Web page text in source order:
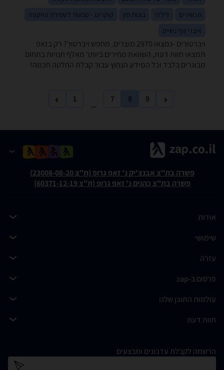
תכשירים
דילדו בובות מין
קוקרינג - טבעות לשמירת הזיקפה
איברי גוף נשיים
ויברטורים -נמצאו 2970 מוצרים. מחפש ויברטור? רק בזאפ
תמצאו חוות דעת, השוואת מחירים ביותר מאלף חנויות בתחום
מבוגרים בלבד וכל המידע הנחוץ עבור קבלת החלטה חכמה!
1
...
7 8 9
פשרה בת"צ אבנצ'יק נ' זאפ גרופ (ת"צ 23008-08-20)
פשרה בת"צ כהנים נ' זאפ גרופ (ת"צ 60371-12-19)
אודות
שימושי
עזרה
פרסום ב-zap
עולמות התוכן שלנו
חוות דעת
הרשמה לקבלת עדכונים ומבצעים